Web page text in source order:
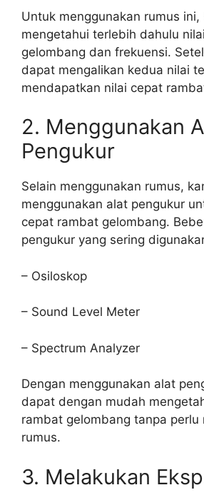
Untuk menggunakan rumus ini,
mengetahui terlebih dahulu
gelombang dan frekuensi.
dapat mengalikan kedua nilai
mendapatkan nilai cepat
2. Menggunakan
Pengukur
Selain menggunakan rumus,
menggunakan alat pengukur
cepat rambat gelombang.
pengukur yang sering
– Osiloskop
– Sound Level Meter
– Spectrum Analyzer
Dengan menggunakan alat
dapat dengan mudah
rambat gelombang tanpa perlu
rumus.
3. Melakukan